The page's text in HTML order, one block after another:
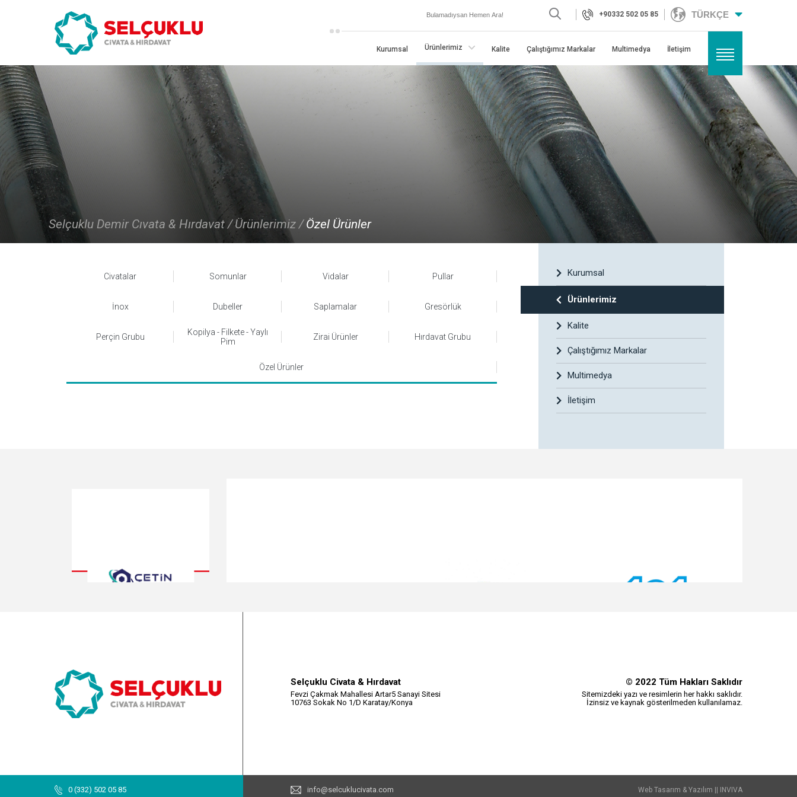
+90332 502 05 85 TÜRKÇE
Kurumsal Ürünlerimiz Kalite Çalıştığımız Markalar Multimedya İletişim
×
Selçuklu Demir Cıvata & Hırdavat /Ürünlerimiz / Özel Ürünler
Civatalar Somunlar Vidalar Pullar
İnox Dubeller Saplamalar Gresörlük
Perçin Grubu
Kopilya - Filkete - Yaylı
Pim
Zirai Ürünler Hırdavat Grubu
Özel Ürünler
Kurumsal
Kalite
Çalıştığımız Markalar
Multimedya
İletişim
Kurumsal
Ürünlerimiz
Kalite
Çalıştığımız Markalar
Multimedya
İletişim
Selçuklu Civata & Hırdavat
Fevzi Çakmak Mahallesi Artar5 Sanayi Sitesi
10763 Sokak No 1/D Karatay/Konya
© 2022 Tüm Hakları Saklıdır
Sitemizdeki yazı ve resimlerin her hakkı saklıdır.
İzinsiz ve kaynak gösterilmeden kullanılamaz.
0 (332) 502 05 85 info@selcuklucivata.com Web Tasarım & Yazılım || INVIVA